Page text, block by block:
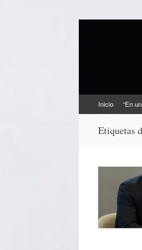
EL
Periodismo
al
Inicio “En
Etiquetas